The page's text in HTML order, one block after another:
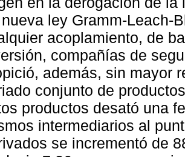
ley Gramm-Leach-
acoplamiento, de
compañías de
además, sin mayor
conjunto de
productos desató una
intermediarios al
se incrementó de